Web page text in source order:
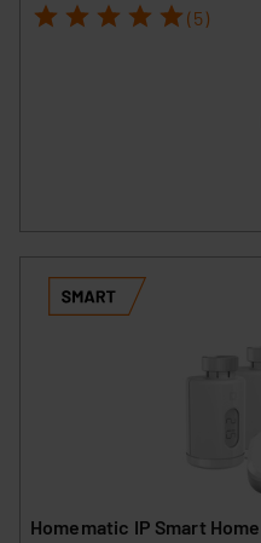
1 2 3 4 5 (5)
Homematic IP Smart